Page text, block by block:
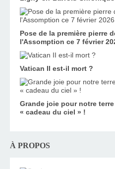
Pose de la première pierre
l'Assomption ce 7 février
Vatican II est-il mort ?
Grande joie pour notre
« cadeau du ciel » !
À PROPOS